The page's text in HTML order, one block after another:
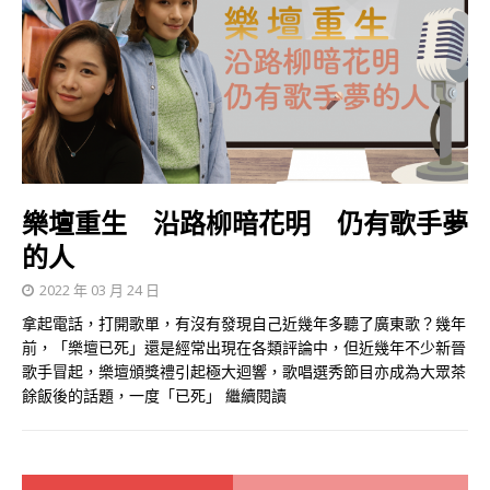
樂壇重生 沿路柳暗花明 仍有歌手夢
的人
2022 年 03 月 24 日
拿起電話，打開歌單，有沒有發現自己近幾年多聽了廣東歌？幾年
前，「樂壇已死」還是經常出現在各類評論中，但近幾年不少新晉
歌手冒起，樂壇頒獎禮引起極大迴響，歌唱選秀節目亦成為大眾茶
餘飯後的話題，一度「已死」 繼續閱讀